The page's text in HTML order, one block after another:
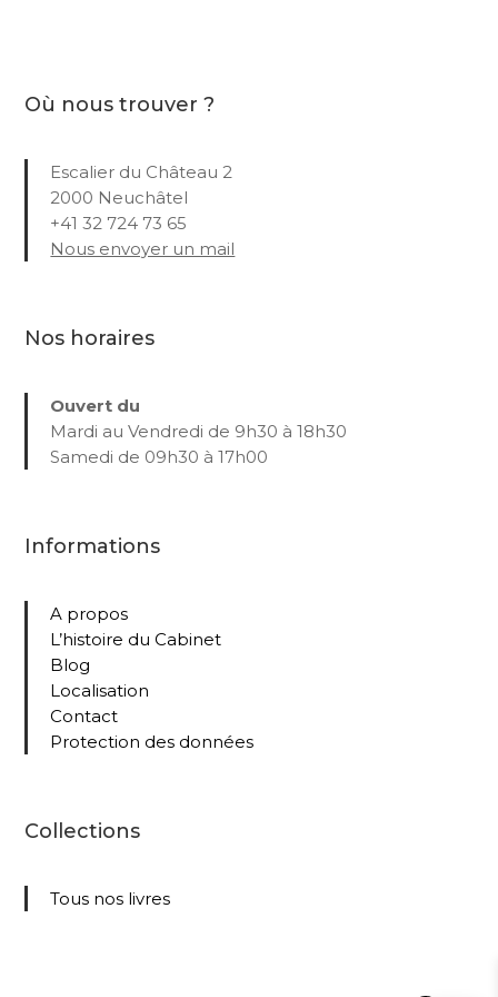
Où nous trouver ?
Escalier du Château 2
2000 Neuchâtel
+41 32 724 73 65
Nous envoyer un mail
Nos horaires
Ouvert du
Mardi au Vendredi de 9h30 à 18h30
Samedi de 09h30 à 17h00
Informations
A propos
L’histoire du Cabinet
Blog
Localisation
Contact
Protection des données
Collections
Tous nos livres